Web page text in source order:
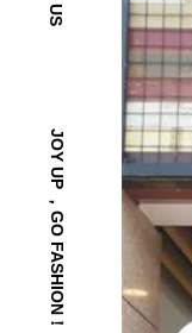
JOY UP ，GO FASHION！